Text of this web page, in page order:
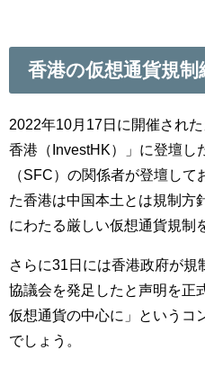
香港の仮想通貨規制
2022年10月17日に開催され
香港（InvestHK）」に登壇し
（SFC）の関係者が登壇し
た香港は中国本土とは規制方
にわたる厳しい仮想通貨規制
さらに31日には香港政府が規
協議会を発足したと声明を正
仮想通貨の中心に」というコ
でしょう。